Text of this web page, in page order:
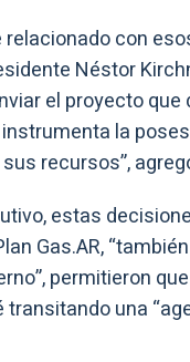
con
Néstor
el proyecto que
la
recursos”,
estas
Gas.AR,
permitieron
una